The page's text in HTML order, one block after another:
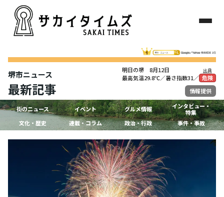
堺市ニュース
最新記事
明日の堺 8月12日 出典
最高気温29.8℃／暑さ指数31／ 危険
情報提供
街のニュース イベント グルメ情報
インタビュー・
特集
文化・歴史
連載・コラム 政治・行政 事件・事故